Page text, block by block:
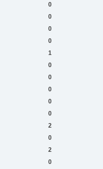
0
0
0
0
1
0
0
0
0
0
2
0
2
0